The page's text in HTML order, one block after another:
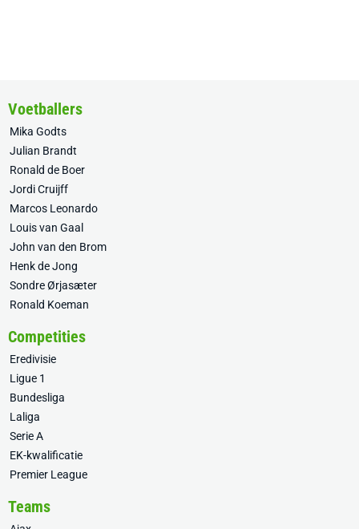
Voetballers
Mika Godts
Julian Brandt
Ronald de Boer
Jordi Cruijff
Marcos Leonardo
Louis van Gaal
John van den Brom
Henk de Jong
Sondre Ørjasæter
Ronald Koeman
Competities
Eredivisie
Ligue 1
Bundesliga
Laliga
Serie A
EK-kwalificatie
Premier League
Teams